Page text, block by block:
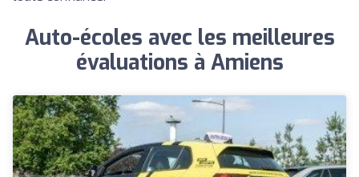
Auto-écoles avec les meilleures
évaluations à Amiens